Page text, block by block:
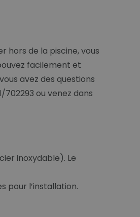
hors de la piscine, vous
facilement et
avez des questions
702293 ou venez dans
inoxydable). Le
pour l’installation.